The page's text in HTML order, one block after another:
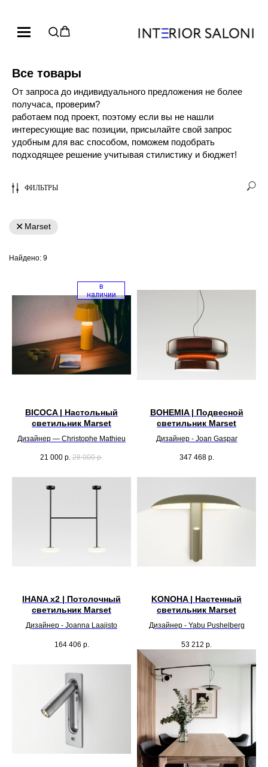
Все товары
От запроса до индивидуального предложения не более
получаса, проверим?
работаем под проект, поэтому если вы не нашли
интересующие вас позиции, присылайте свой запрос
удобным для вас способом, поможем подобрать
подходящее решение учитывая стилистику и бюджет!
ФИЛЬТРЫ
Marset
Найдено: 9
в
наличии
BICOCA | Настольный
светильник Marset
Дизайнер — Christophe Mathieu
21 000 р. 28 000 р.
BOHEMIA | Подвесной
светильник Marset
Дизайнер - Joan Gaspar
347 468 р.
IHANA x2 | Потолочный
светильник Marset
Дизайнер - Joanna Laajisto
164 406 р.
KONOHA | Настенный
светильник Marset
Дизайнер - Yabu Pushelberg
53 212 р.